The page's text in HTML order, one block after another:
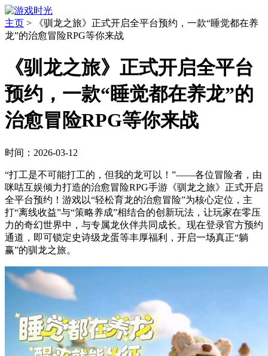
主页 >
《驯龙之旅》正式开启全平台预约，一款“睡觉都在养
龙”的治愈冒险RPG等你来战
《驯龙之旅》正式开启全平台
预约，一款“睡觉都在养龙”的
治愈冒险RPG等你来战
时间：2026-03-12
“打工是不可能打工的，但我的龙可以！”——各位冒险者，由
咪咕互娱倾力打造的治愈冒险RPG手游《驯龙之旅》正式开启
全平台预约！游戏以“轻松育龙的治愈冒险”为核心定位，主
打“离线收益”与“策略养成”相结合的创新玩法，让玩家在零压
力的奇幻世界中，与专属龙伙伴共同成长。现在登录官方预约
通道，即可锁定史诗级龙蛋等丰厚福利，开启一场真正“躺
赢”的驯龙之旅。